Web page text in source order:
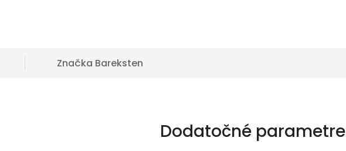
Značka Bareksten
Dodatočné parametre